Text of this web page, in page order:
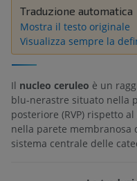
Traduzione automatica
Mostra il testo originale
Visualizza sempre la
Il nucleo ceruleo è un
blu-nerastre situato nella
posteriore (RVP) rispetto
nella parete membranosa
sistema centrale delle